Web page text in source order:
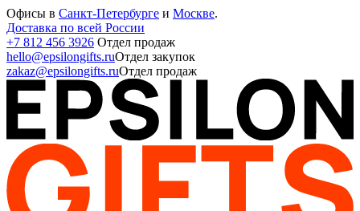
Офисы в Санкт-Петербурге и Москве.
Доставка по всей России
+7 812 456 3926 Отдел продаж
hello@epsilongifts.ruОтдел закупок
zakaz@epsilongifts.ruОтдел продаж